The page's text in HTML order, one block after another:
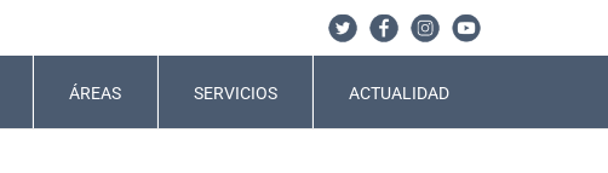
ÁREAS SERVICIOS ACTUALIDAD